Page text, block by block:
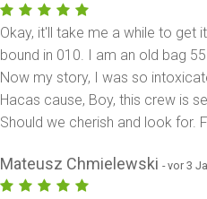
Okay, it'll take me a while to get
bound in 010. I am an old bag
Now my story, I was so
Hacas cause, Boy, this crew is
Should we cherish and look for.
Mateusz Chmielewski- vor 3